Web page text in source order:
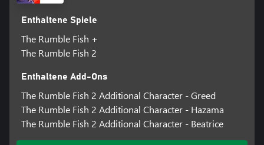
Enthaltene Spiele
The Rumble Fish +
The Rumble Fish 2
Enthaltene Add-Ons
The Rumble Fish 2 Additional Character - Greed
The Rumble Fish 2 Additional Character - Hazama
The Rumble Fish 2 Additional Character - Beatrice